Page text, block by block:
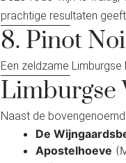
prachtige resultaten geeft.
8. Pinot
Een zeldzame
Limburgse
Naast de
De
Apostelhoeve